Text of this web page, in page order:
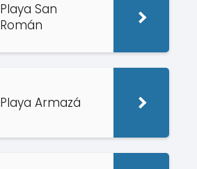
Playa San
Román
Playa Armazá